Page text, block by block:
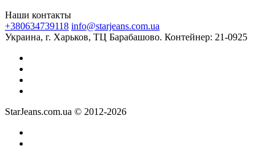
Наши контакты
+380634739118 info@starjeans.com.ua
Украина, г. Харьков, ТЦ Барабашово. Контейнер: 21-0925
StarJeans.com.ua © 2012-2026